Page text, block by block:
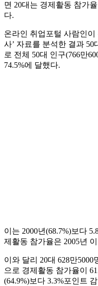
면 20대는 경제활동 참가
다.
온라인 취업포털 사람인이
사’ 자료를 분석한 결과 50
로 전체 50대 인구(766만
74.5%에 달했다.
이는 2000년(68.7%)보다
제활동 참가율은 2005년
이와 달리 20대 628만5000
으로 경제활동 참가율이
(64.9%)보다 3.3%포인트